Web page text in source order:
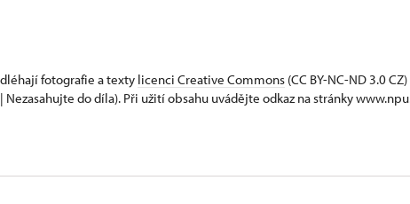
fotografie a texty licenci Creative Commons (CC BY-NC-ND 3.0
do díla). Při užití obsahu uvádějte odkaz na stránky